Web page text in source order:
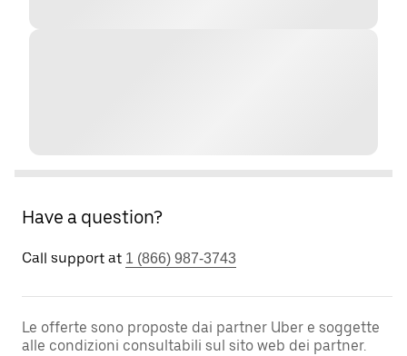
Have a question?
Call support at 1 (866) 987-3743
Le offerte sono proposte dai partner Uber e soggette
alle condizioni consultabili sul sito web dei partner.